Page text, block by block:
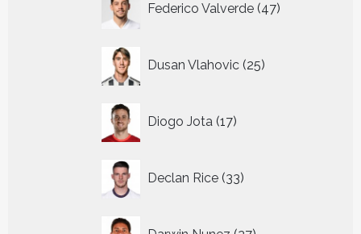
Federico Valverde 47
producten
Dusan Vlahovic 25
producten
Diogo Jota 17
producten
Declan Rice 33
producten